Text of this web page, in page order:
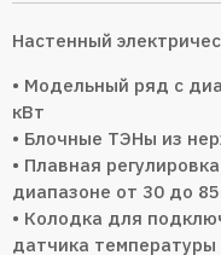
Настенный
• Модельный ряд с
кВт
• Блочные ТЭНы из
• Плавная
диапазоне от 30 до
• Колодка для
датчика